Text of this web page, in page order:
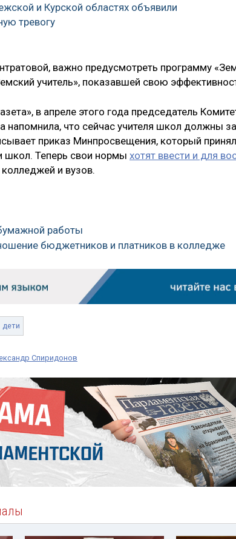
и Курской областях объявили
тревогу
важно предусмотреть программу
учитель», показавшей свою
в апреле этого года председатель
напомнила, что сейчас учителя школ должны
приказ Минпросвещения, который
школ. Теперь свои нормы хотят ввести и для
и вузов.
работы
бюджетников и платников в колледже
дети
Спиридонов